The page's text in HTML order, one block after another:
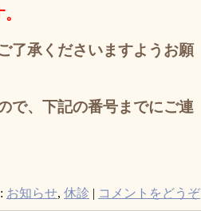
了承くださいますようお願
で、下記の番号までにご連
お知らせ, 休診 | コメントをどうぞ